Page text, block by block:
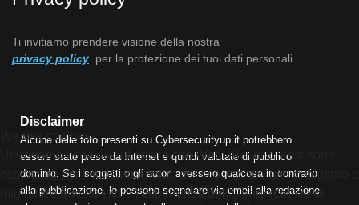
Ti invitiamo prendere visione della nostra
privacy policy per la protezione dei tuoi dati personali.
Disclaimer
Alcune delle foto presenti su Cybersecurityup.it potrebbero
essere state prese da Internet e quindi valutate di pubblico
dominio. Se i soggetti o gli autori avessero qualcosa in contrario
alla pubblicazione, lo possono segnalare via email alla redazione
We use cookies
Utilizziamo i cookie sul nostro sito Web. Alcuni di essi sono
essenziali per il funzionamento del sito, mentre altri ci aiutano a
migliorare questo sito e l'esperienza dell'utente (cookie di